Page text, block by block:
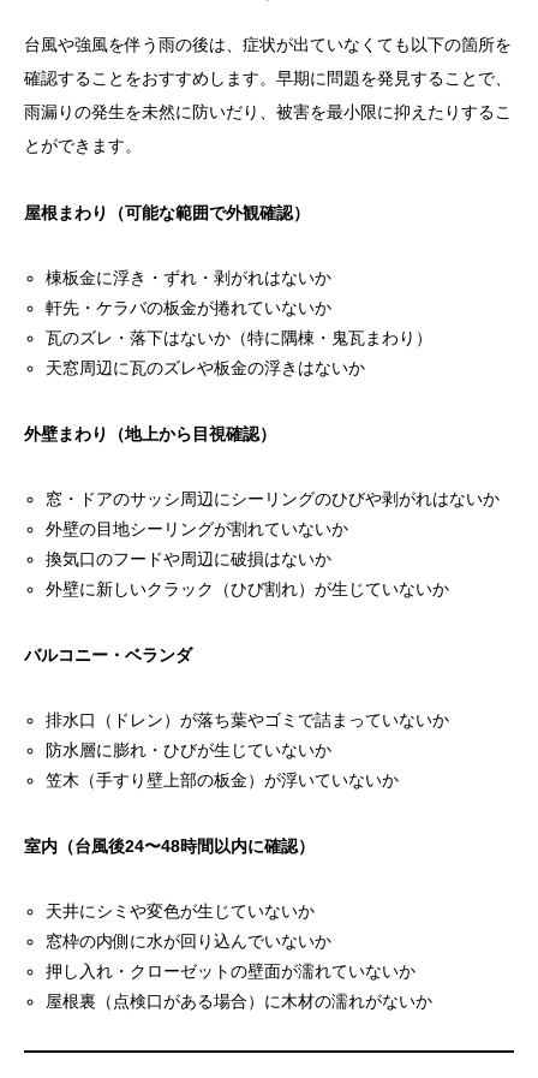
台風や強風を伴う雨の後は、症状が出ていなくても以下の箇所を
確認することをおすすめします。早期に問題を発見することで、
雨漏りの発生を未然に防いだり、被害を最小限に抑えたりするこ
とができます。
屋根まわり（可能な範囲で外観確認）
棟板金に浮き・ずれ・剥がれはないか
軒先・ケラバの板金が捲れていないか
瓦のズレ・落下はないか（特に隅棟・鬼瓦まわり）
天窓周辺に瓦のズレや板金の浮きはないか
外壁まわり（地上から目視確認）
窓・ドアのサッシ周辺にシーリングのひびや剥がれはないか
外壁の目地シーリングが割れていないか
換気口のフードや周辺に破損はないか
外壁に新しいクラック（ひび割れ）が生じていないか
バルコニー・ベランダ
排水口（ドレン）が落ち葉やゴミで詰まっていないか
防水層に膨れ・ひびが生じていないか
笠木（手すり壁上部の板金）が浮いていないか
室内（台風後24〜48時間以内に確認）
天井にシミや変色が生じていないか
窓枠の内側に水が回り込んでいないか
押し入れ・クローゼットの壁面が濡れていないか
屋根裏（点検口がある場合）に木材の濡れがないか
横殴りの雨で雨漏りが起きやすい6つの箇所
外壁のサッシ（窓・ドア）周辺のシーリング
外壁材の目地・継ぎ目
換気口・通気口まわり
棟板金（むねばんきん）の浮き・釘の浮き上がり
外壁と屋根の取り合い部分
台風・強風後に必ず確認すべき箇所チェックリスト
理由
地域別・風向きの傾向と雨漏りリスク
台風・横殴りの雨漏りと火災保険の関係
よくある質問｜雨漏り 風・横殴り
夫。急いで直す必要がある？
Q. 台風が来るたびに違う場所から漏れる。なぜ？
か？
まとめ｜風と雨漏りの関係を知り、台風前・後に賢く
動く